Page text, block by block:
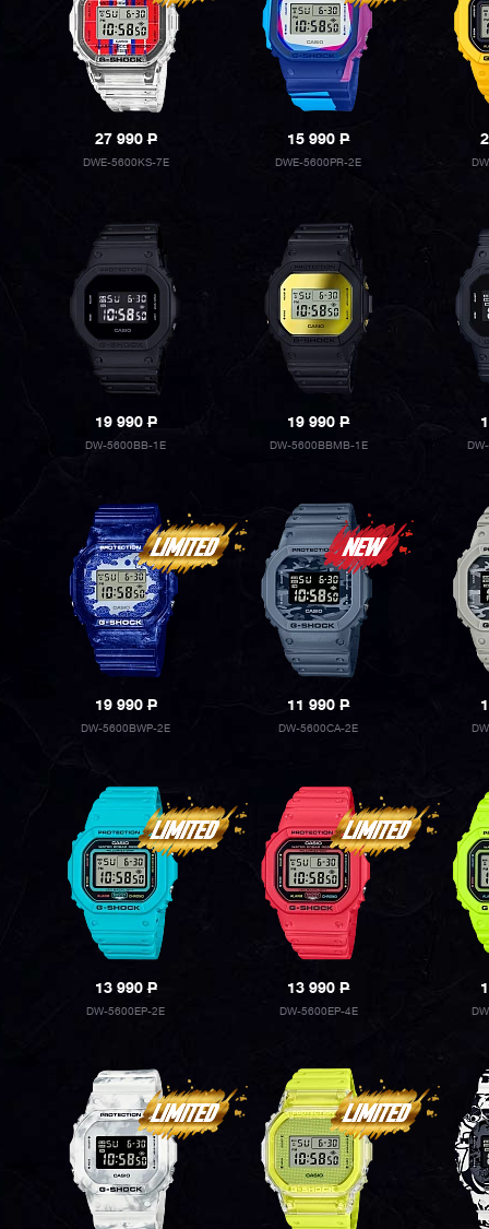
27 990P
DWE-5600KS-7E
15 990P
DWE-5600PR-2E
19 990P
DW-5600BB-1E
19 990P
DW-5600BBMB-1E
19 990P
DW-5600BWP-2E
11 990P
DW-5600CA-2E
13 990P
DW-5600EP-2E
13 990P
DW-5600EP-4E